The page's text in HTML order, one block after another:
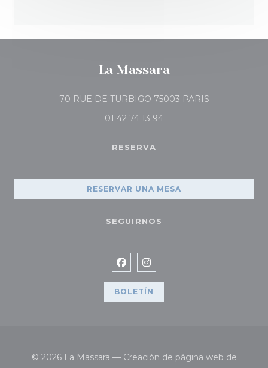
La Massara
70 RUE DE TURBIGO 75003 PARIS((abre en una
01 42 74 13 94
RESERVA
RESERVAR UNA MESA
SEGUIRNOS
Facebook ((abre en una
Instagram ((abre en una
BOLETÍN
© 2026 La Massara — Creación de página web de